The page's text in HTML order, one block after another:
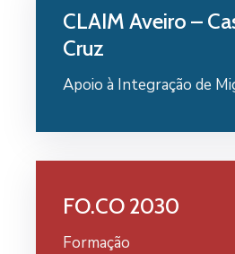
CLAIM Aveiro –
Cruz
Apoio à Integração de
FO.CO 2030
Formação